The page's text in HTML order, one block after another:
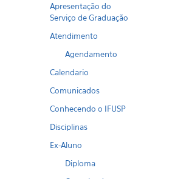
Apresentação do
Serviço de Graduação
Atendimento
Agendamento
Calendario
Comunicados
Conhecendo o IFUSP
Disciplinas
Ex-Aluno
Diploma